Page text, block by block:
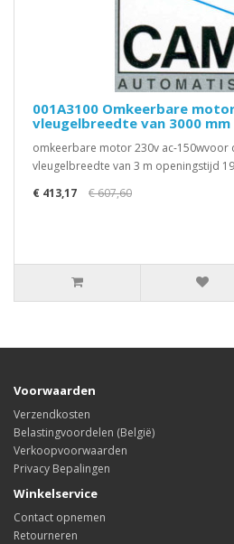
001A3100 Omkeerbare
vleugelbreedte van 3000 mm
omkeerbare motor 230v ac-150wvoor
vleugelbreedte van 3 m openingstijd
€ 413,17
€ 607,60
Voorwaarden
Verzendkosten
Belastingvoordelen (België)
Verkoopvoorwaarden
Privacy Bepalingen
Winkelservice
Contact opnemen
Retourneren